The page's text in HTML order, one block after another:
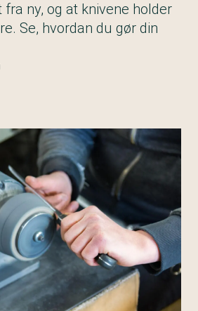
ny, og at knivene holder
Se, hvordan du gør din